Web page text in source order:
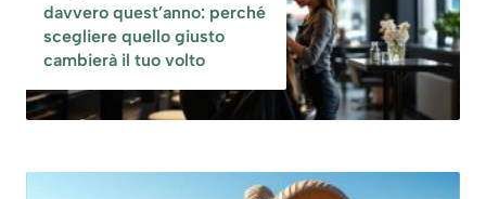
davvero quest’anno: perché
scegliere quello giusto
cambierà il tuo volto